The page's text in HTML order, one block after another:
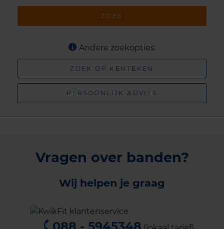
ZOEK
Andere zoekopties:
ZOEK OP KENTEKEN
PERSOONLIJK ADVIES
Vragen over banden?
Wij helpen je graag